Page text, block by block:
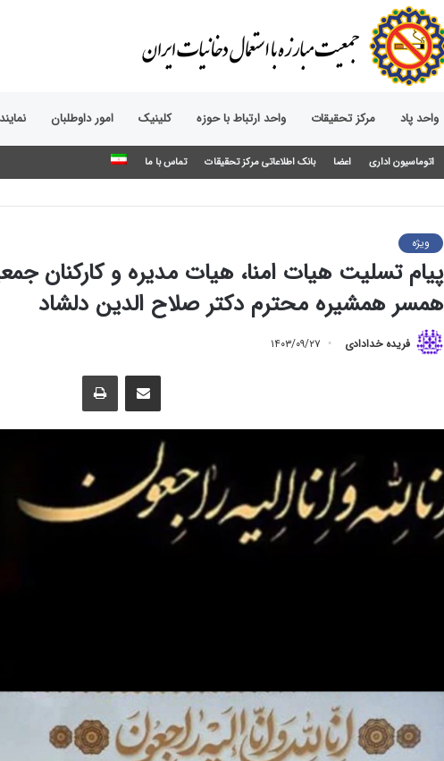
واحد پاد مرکز تحقیقات واحد ارتباط با حوزه‌ کلینیک امور داوطلبان
اتوماسیون اداری اعضا بانک اطلاعاتی مرکز تحقیقات تماس با ما
ویژه
پیام تسلیت هیات امنا، هیات مدیره و کارکنان
همسر همشیره محترم دکتر صلاح الدین دلشاد
فریده خدادادی ۱۴۰۳/۰۹/۲۷
اشتراک گذاری از طریق ایمیل